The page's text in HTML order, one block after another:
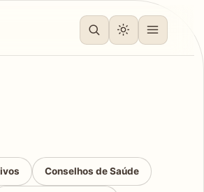
Conselhos de Saúde